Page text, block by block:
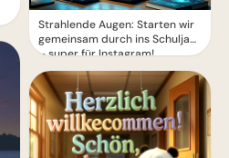
Strahlende Augen: Starten wir
gemeinsam durch ins Schuljahr
– super für Instagram!